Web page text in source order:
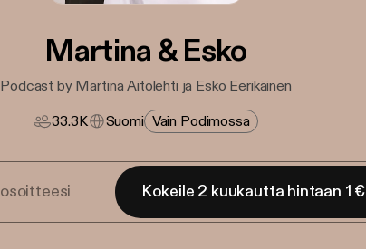
Martina & Esko
Podcast by Martina Aitolehti ja Esko Eerikäinen
33.3K
Suomi Vain Podimossa
Kokeile 2 kuukautta hintaan 1 €